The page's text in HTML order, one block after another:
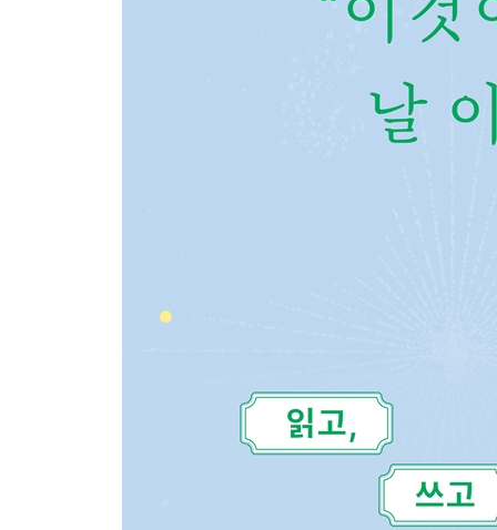
차렵/찬란하다/찰박이다/참외/찹쌀떡/촉촉하다/칠
카페/커피/콩국수/크리스마스/클로티드크림